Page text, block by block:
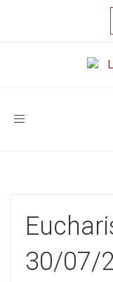
Toggle
30/07/